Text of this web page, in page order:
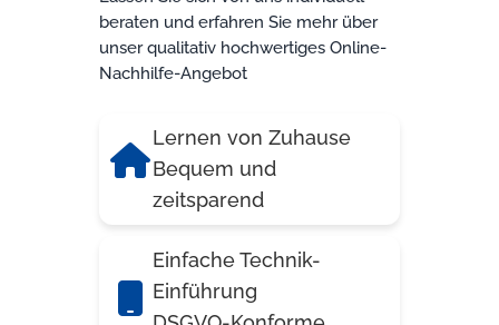
beraten und erfahren Sie mehr über
unser qualitativ hochwertiges Online-
Nachhilfe-Angebot
Lernen von Zuhause
Bequem und
zeitsparend
Einfache Technik-
Einführung